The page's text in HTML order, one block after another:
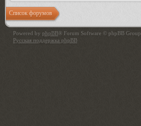
Список форумов
Powered by phpBB® Forum Software © phpBB Group
Русская поддержка phpBB